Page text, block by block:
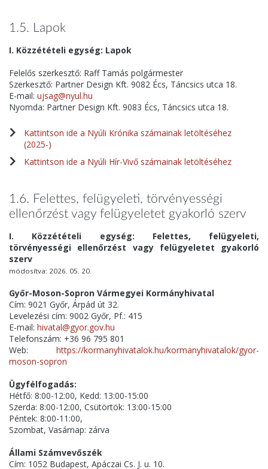
1.5. Lapok
I. Közzétételi egység: Lapok
Felelős szerkesztő: Raff Tamás polgármester
Szerkesztő: Partner Design Kft. 9082 Écs, Táncsics utca 18.
E-mail: ujsag@nyul.hu
Nyomda: Partner Design Kft. 9083 Écs, Táncsics utca 18.
Kattintson ide a Nyúli Krónika számainak letöltéséhez
(2025-)
Kattintson ide a Nyúli Hír-Vivő számainak letöltéséhez
1.6. Felettes, felügyeleti, törvényességi
ellenőrzést vagy felügyeletet gyakorló szerv
I. Közzétételi egység: Felettes, felügyeleti,
törvényességi ellenőrzést vagy felügyeletet gyakorló
szerv
módosítva: 2026. 05. 20.
Győr-Moson-Sopron Vármegyei Kormányhivatal
Cím: 9021 Győr, Árpád út 32.
Levelezési cím: 9002 Győr, Pf.: 415
E-mail: hivatal@gyor.gov.hu
Telefonszám: +36 96 795 801
Web: https://kormanyhivatalok.hu/kormanyhivatalok/gyor-
moson-sopron
Ügyfélfogadás:
Hétfő: 8:00-12:00, Kedd: 13:00-15:00
Szerda: 8:00-12:00, Csütörtök: 13:00-15:00
Péntek: 8:00-11:00,
Szombat, Vasárnap: zárva
Állami Számvevőszék
Cím: 1052 Budapest, Apáczai Cs. J. u. 10.